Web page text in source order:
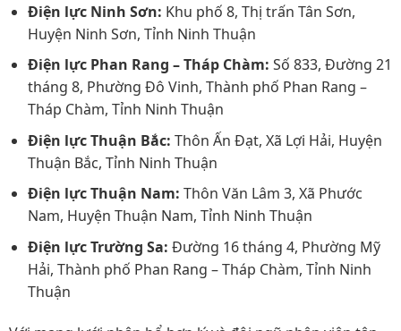
Điện lực Ninh Sơn: Khu phố 8, Thị trấn Tân Sơn,
Huyện Ninh Sơn, Tỉnh Ninh Thuận
Điện lực Phan Rang – Tháp Chàm: Số 833, Đường 21
tháng 8, Phường Đô Vinh, Thành phố Phan Rang –
Tháp Chàm, Tỉnh Ninh Thuận
Điện lực Thuận Bắc: Thôn Ấn Đạt, Xã Lợi Hải, Huyện
Thuận Bắc, Tỉnh Ninh Thuận
Điện lực Thuận Nam: Thôn Văn Lâm 3, Xã Phước
Nam, Huyện Thuận Nam, Tỉnh Ninh Thuận
Điện lực Trường Sa: Đường 16 tháng 4, Phường Mỹ
Hải, Thành phố Phan Rang – Tháp Chàm, Tỉnh Ninh
Thuận